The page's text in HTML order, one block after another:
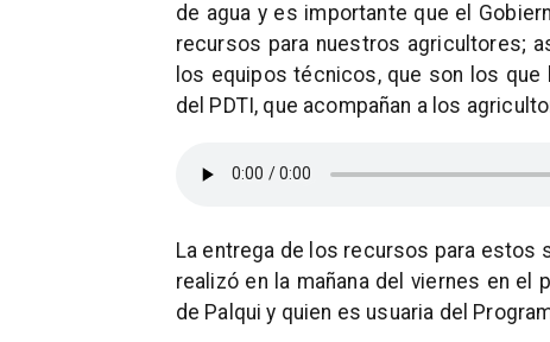
de agua y es importante que el
recursos para nuestros agricultores;
los equipos técnicos, que son los que
del PDTI, que acompañan a los
La entrega de los recursos para estos
realizó en la mañana del viernes en el
de Palqui y quien es usuaria del